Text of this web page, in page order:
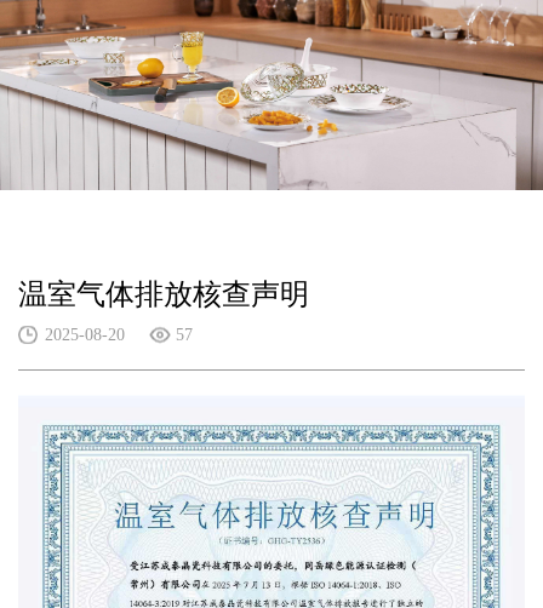
温室气体排放核查声明
2025-08-20 57